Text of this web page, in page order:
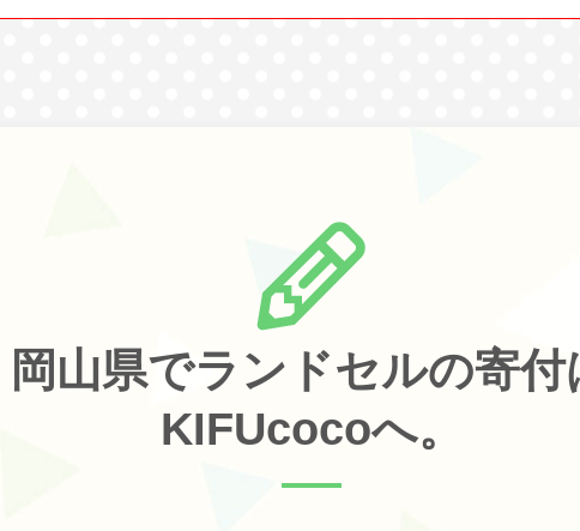
岡山県でランドセルの寄付
KIFUcocoへ。